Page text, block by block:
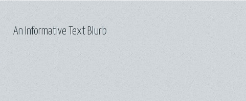
An Informative Text Blurb